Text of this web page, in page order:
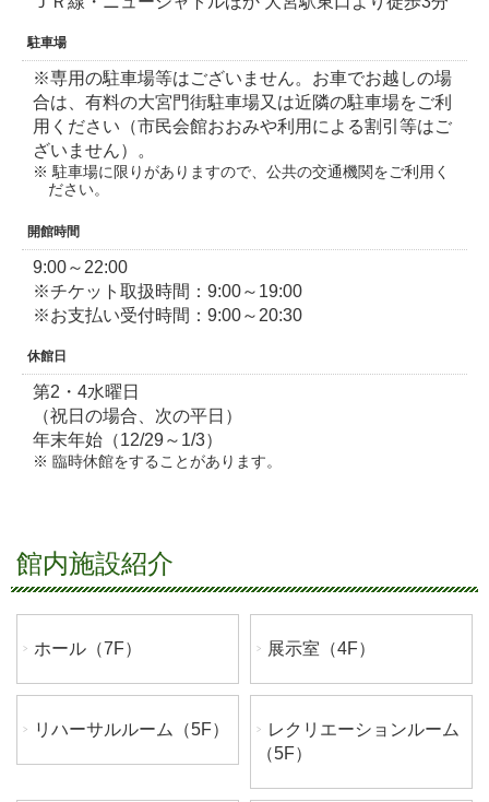
駐車場
※専用の駐車場等はございません。お車でお越しの場
合は、有料の大宮門街駐車場又は近隣の駐車場をご利
用ください（市民会館おおみや利用による割引等はご
ざいません）。
駐車場に限りがありますので、公共の交通機関をご利用く
ださい。
開館時間
9:00～22:00
※チケット取扱時間：9:00～19:00
※お支払い受付時間：9:00～20:30
休館日
第2・4水曜日
（祝日の場合、次の平日）
年末年始（12/29～1/3）
臨時休館をすることがあります。
館内施設紹介
ホール（7F） 展示室（4F）
リハーサルルーム（5F）
レクリエーションルーム
（5F）